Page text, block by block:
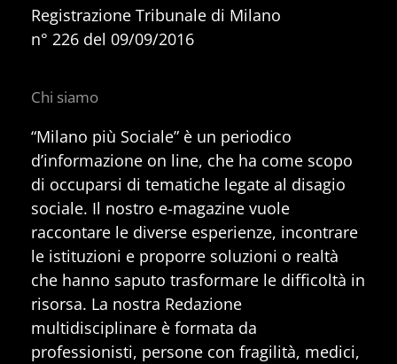
Registrazione Tribunale di Milano
n° 226 del 09/09/2016
Chi siamo
“Milano più Sociale” è un periodico
d’informazione on line, che ha come scopo
di occuparsi di tematiche legate al disagio
sociale. Il nostro e-magazine vuole
raccontare le diverse esperienze, incontrare
le istituzioni e proporre soluzioni o realtà
che hanno saputo trasformare le difficoltà in
risorsa. La nostra Redazione
multidisciplinare è formata da
professionisti, persone con fragilità, medici,